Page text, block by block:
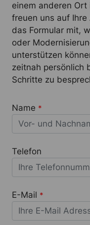
einem anderen
freuen uns auf
das Formular mit,
oder
unterstützen
zeitnah persönlich
Schritte zu
Name *
Telefon
E-Mail *